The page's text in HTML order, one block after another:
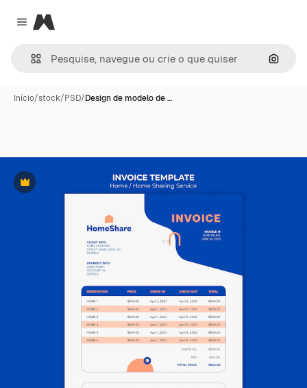
Close menu
Magnific
Início/stock/PSD/Design de modelo de …
Premium